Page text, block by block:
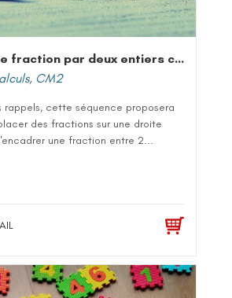
Encadrer une fraction par deux entiers consécutifs
, CM2
rappels, cette séquence proposera
des fractions sur une droite
une fraction entre 2...